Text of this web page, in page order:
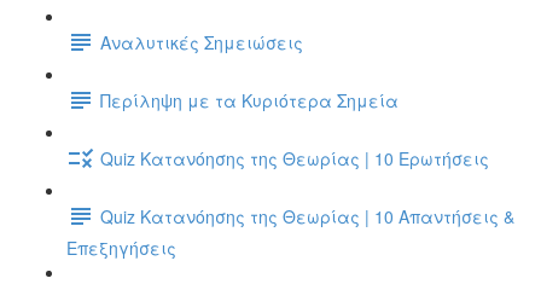
Αναλυτικές Σημειώσεις
Περίληψη με τα Κυριότερα Σημεία
Quiz Κατανόησης της Θεωρίας | 10 Ερωτήσεις
Quiz Κατανόησης της Θεωρίας | 10 Απαντήσεις &
Επεξηγήσεις